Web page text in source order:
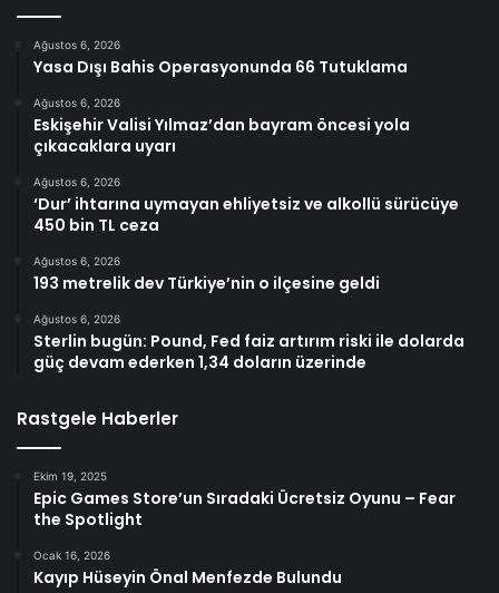
Ağustos 6, 2026
Yasa Dışı Bahis Operasyonunda 66 Tutuklama
Ağustos 6, 2026
Eskişehir Valisi Yılmaz’dan bayram öncesi yola
çıkacaklara uyarı
Ağustos 6, 2026
‘Dur’ ihtarına uymayan ehliyetsiz ve alkollü sürücüye
450 bin TL ceza
Ağustos 6, 2026
193 metrelik dev Türkiye’nin o ilçesine geldi
Ağustos 6, 2026
Sterlin bugün: Pound, Fed faiz artırım riski ile dolarda
güç devam ederken 1,34 doların üzerinde
Rastgele Haberler
Ekim 19, 2025
Epic Games Store’un Sıradaki Ücretsiz Oyunu – Fear
the Spotlight
Ocak 16, 2026
Kayıp Hüseyin Önal Menfezde Bulundu